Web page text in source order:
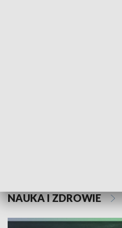
NAUKA I ZDROWIE